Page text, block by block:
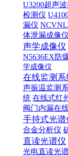
U3200超声
检测仪
漏仪
体泄漏成像仪
声学成像仪
N5636EX防
学成像仪
在线监测系
声振温监测
统 在线式红
阀门内漏在
手持式光谱
合金分析仪
直读光谱仪
光电直读光